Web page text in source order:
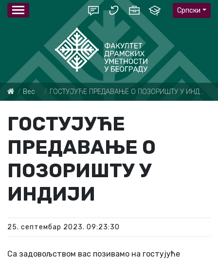
Српски
Вести ГОСТУЈУЋЕ ПРЕДАВАЊЕ О ПОЗОРИШТУ У ИНДИЈИ
ГОСТУЈУЋЕ
ПРЕДАВАЊЕ О
ПОЗОРИШТУ У
ИНДИЈИ
25. септембар 2023. 09:23:30
Са задовољством вас позивамо на гостујуће